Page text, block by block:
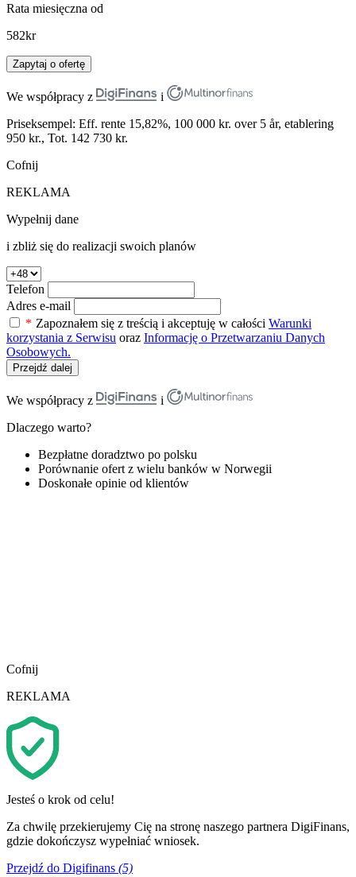
Rata miesięczna od
582kr
Zapytaj o ofertę
We współpracy z
i
Priseksempel: Eff. rente 15,82%, 100 000 kr. over 5 år, etablering
950 kr., Tot. 142 730 kr.
Cofnij
REKLAMA
Wypełnij dane
i zbliż się do realizacji swoich planów
Telefon
Adres e-mail
* Zapoznałem się z treścią i akceptuję w całości Warunki
korzystania z Serwisu oraz Informację o Przetwarzaniu Danych
Osobowych.
Przejdź dalej
We współpracy z
i
Dlaczego warto?
Bezpłatne doradztwo po polsku
Porównanie ofert z wielu banków w Norwegii
Doskonałe opinie od klientów
Cofnij
REKLAMA
Jesteś o krok od celu!
Za chwilę przekierujemy Cię na stronę naszego partnera DigiFinans,
gdzie dokończysz wypełniać wniosek.
Przejdź do Digifinans (5)